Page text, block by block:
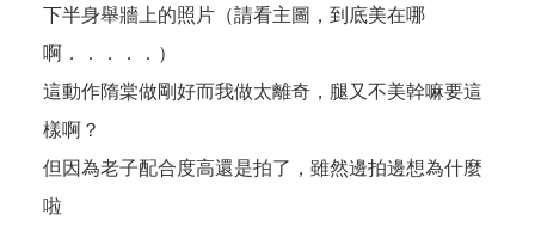
下半身舉牆上的照片（請看主圖，到底美在哪
啊．．．．．）
這動作隋棠做剛好而我做太離奇，腿又不美幹嘛要這
樣啊？
但因為老子配合度高還是拍了，雖然邊拍邊想為什麼
啦